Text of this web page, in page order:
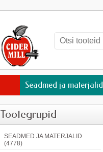
Seadmed ja materjalid
Tootegrupid
SEADMED JA MATERJALID
(4778)